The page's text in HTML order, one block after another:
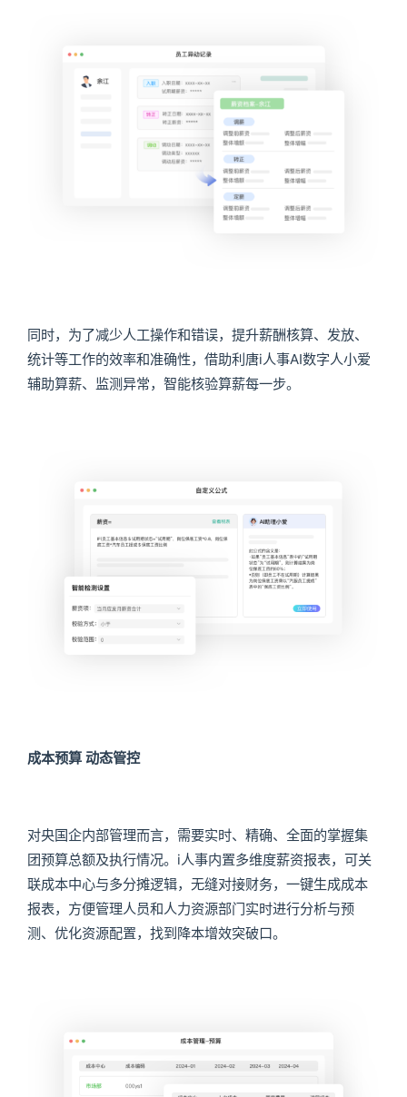
同时，为了减少人工操作和错误，提升薪酬核算、发放、
统计等工作的效率和准确性，借助利唐i人事AI数字人小爱
辅助算薪、监测异常，智能核验算薪每一步。
成本预算 动态管控
对央国企内部管理而言，需要实时、精确、全面的掌握集
团预算总额及执行情况。i人事内置多维度薪资报表，可关
联成本中心与多分摊逻辑，无缝对接财务，一键生成成本
报表，方便管理人员和人力资源部门实时进行分析与预
测、优化资源配置，找到降本增效突破口。